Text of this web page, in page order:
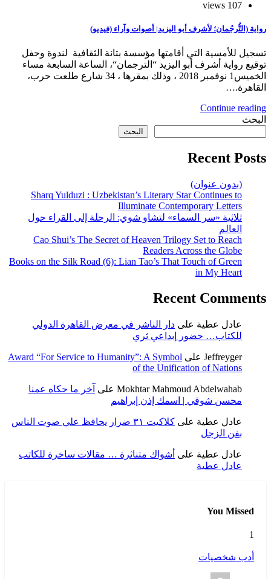
107 views
رواية (التُّرجُمان؛ لأشرف أبو اليزيد| أصوات وآراء (فيديو)
تسجيل للأمسية التي أقامتها مؤسسة بتانة الثقافية لندوة وحفل
توقيع رواية أشرف أبو اليزيد “الترجمان“، الساعة السابعة مساء
الخميس1 نوفمبر 2018 ، وذلك بمقرها ، 34 شارع طلعت حرب،
القاهرة.…
Continue reading
البحث
البحث
Recent Posts
(بدون عنوان)
Sharq Yulduzi : Uzbekistan’s Literary Star Continues to
Illuminate Contemporary Letters
ثلاثية «سر السماء» لتشاو شوي: الرحلة إلى القراء حول
العالم
Cao Shui’s The Secret of Heaven Trilogy Set to Reach
Readers Across the Globe
Books on the Silk Road (6): Lian Tao’s That Touch of Green
in My Heart
Recent Comments
عادل عطية على دار الناشر في معرض القاهرة الدولي
للكتاب… حضور إبداعي ثري
Jeffreyger على Award “For Service to Humanity”: A Symbol
of the Unification of Nations
Mokhtar Mahmoud Abdelwahab على آخر ما حكاه عمنا
محسن شوقي | اسمك إذن إبراهيم
عادل عطية على
كلاكيت ٣١ ضرار يحافظ علي صوت الناس
بفن الزجل
عادل عطية على أشواك متناثرة … مقالات ساخرة للكاتب
عادل عطية
You Missed
1
أدب شخصيات